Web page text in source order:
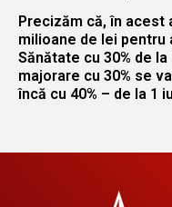
Precizăm că, în acest
milioane de lei pentru
Sănătate cu 30% de
majorare cu 30% se
încă cu 40% – de la 1